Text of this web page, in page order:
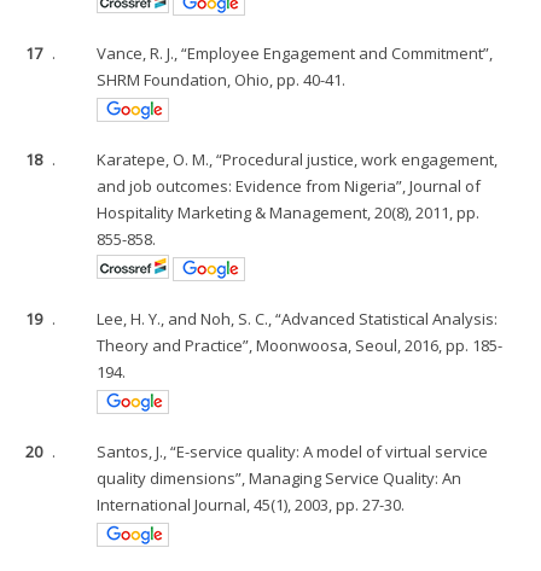
17 .
Vance, R. J., “Employee Engagement and Commitment”,
SHRM Foundation, Ohio, pp. 40-41.
18 .
Karatepe, O. M., “Procedural justice, work engagement,
and job outcomes: Evidence from Nigeria”, Journal of
Hospitality Marketing & Management, 20(8), 2011, pp.
855-858.
19 .
Lee, H. Y., and Noh, S. C., “Advanced Statistical Analysis:
Theory and Practice”, Moonwoosa, Seoul, 2016, pp. 185-
194.
20 .
Santos, J., “E-service quality: A model of virtual service
quality dimensions”, Managing Service Quality: An
International Journal, 45(1), 2003, pp. 27-30.